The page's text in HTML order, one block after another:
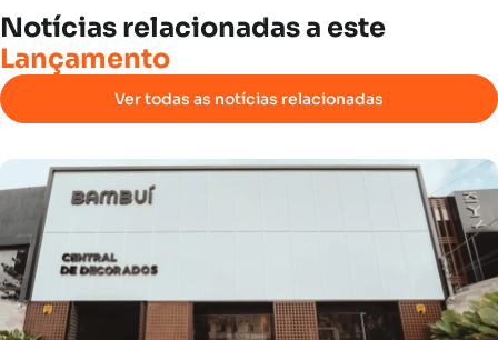
Notícias relacionadasa este
Lançamento
Ver todas as notícias relacionadas